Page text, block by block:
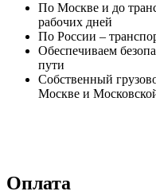
По Москве и до
рабочих дней
По России –
Обеспечиваем
пути
Собственный
Москве и
Оплата